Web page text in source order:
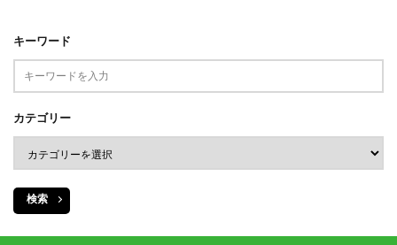
キーワード
カテゴリー
検索